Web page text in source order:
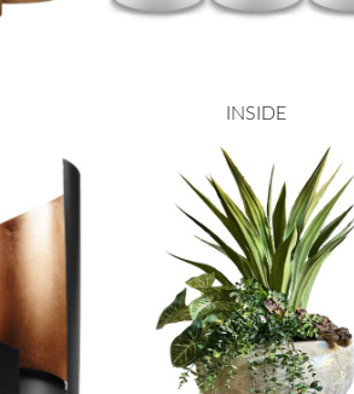
INSIDE